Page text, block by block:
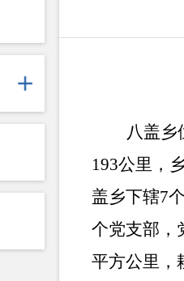
八盖乡
193公里，
盖乡下辖7
个党支部 ，
平方公里，